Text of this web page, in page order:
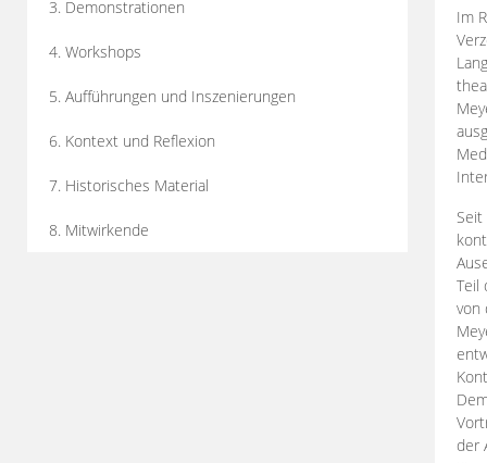
3. Demonstrationen
4. Workshops
5. Aufführungen und Inszenierungen
6. Kontext und Reflexion
7. Historisches Material
8. Mitwirkende
Im
Teil
von
der